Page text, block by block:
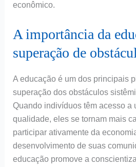
econômico.
A importância da
superação de
A educação é um dos principais
superação dos obstáculos
Quando indivíduos têm acesso a
qualidade, eles se tornam mais
participar ativamente da
desenvolvimento de suas
educação promove a